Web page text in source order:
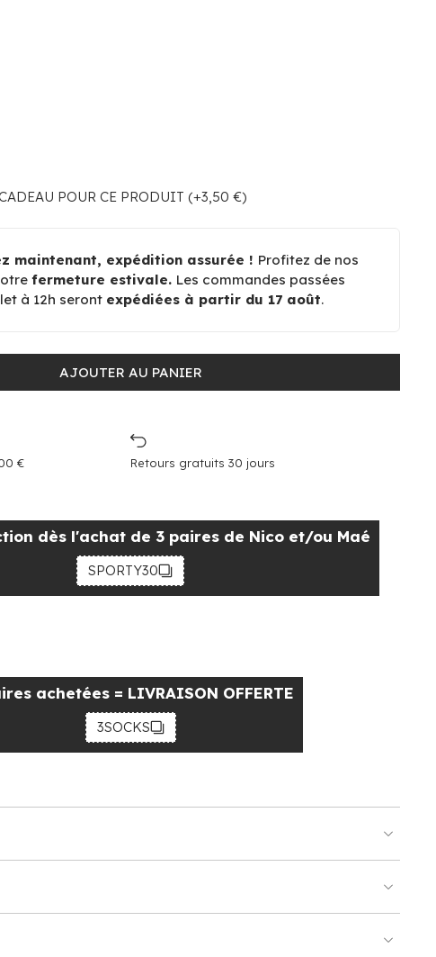
POUR CE PRODUIT (+3,50 €)
maintenant, expédition assurée ! Profitez de nos
fermeture estivale. Les commandes passées
à 12h seront expédiées à partir du 17 août.
AJOUTER AU PANIER
€ Retours gratuits 30 jours
dès l'achat de 3 paires de Nico et/ou Maé
SPORTY30
achetées = LIVRAISON OFFERTE
3SOCKS